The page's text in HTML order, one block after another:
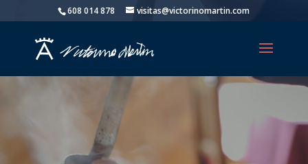
608 014 878 visitas@victorinomartin.com